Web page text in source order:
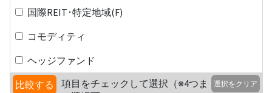
国際REIT･特定地域(F)
コモディティ
ヘッジファンド
比較する
項目をチェックして選択（※4つま
選択をクリア